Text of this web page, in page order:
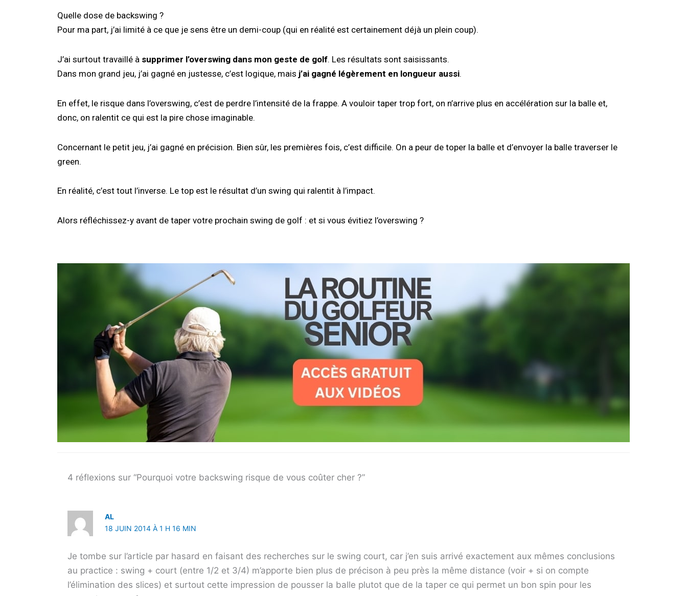
Quelle dose de backswing ?
Pour ma part, j’ai limité à ce que je sens être un demi-coup (qui en réalité est certainement déjà un plein coup).
J’ai surtout travaillé à supprimer l’overswing dans mon geste de golf. Les résultats sont saisissants.
Dans mon grand jeu, j’ai gagné en justesse, c’est logique, mais j’ai gagné légèrement en longueur aussi.
En effet, le risque dans l’overswing, c’est de perdre l’intensité de la frappe. A vouloir taper trop fort, on n’arrive plus en accélération sur la balle et,
donc, on ralentit ce qui est la pire chose imaginable.
Concernant le petit jeu, j’ai gagné en précision. Bien sûr, les premières fois, c’est difficile. On a peur de toper la balle et d’envoyer la balle traverser le
green.
En réalité, c’est tout l’inverse. Le top est le résultat d’un swing qui ralentit à l’impact.
Alors réfléchissez-y avant de taper votre prochain swing de golf : et si vous évitiez l’overswing ?
4 réflexions sur “Pourquoi votre backswing risque de vous coûter cher ?”
AL
18 JUIN 2014 À 1 H 16 MIN
Je tombe sur l’article par hasard en faisant des recherches sur le swing court, car j’en suis arrivé exactement aux mêmes conclusions
au practice : swing + court (entre 1/2 et 3/4) m’apporte bien plus de précison à peu près la même distance (voir + si on compte
l’élimination des slices) et surtout cette impression de pousser la balle plutot que de la taper ce qui permet un bon spin pour les